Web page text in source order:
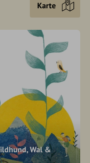
Karte
Wal &